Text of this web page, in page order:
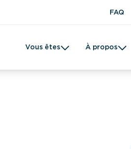
FAQ
Vous êtes À propos